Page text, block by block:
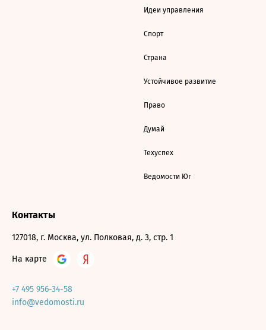
Идеи управления
Спорт
Страна
Устойчивое развитие
Право
Думай
Техуспех
Ведомости Юг
Контакты
127018, г. Москва, ул. Полковая, д. 3, стр. 1
На карте
+7 495 956-34-58
info@vedomosti.ru